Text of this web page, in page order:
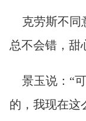
克劳斯不同
总不会错，甜
景玉说：“
的，我现在这